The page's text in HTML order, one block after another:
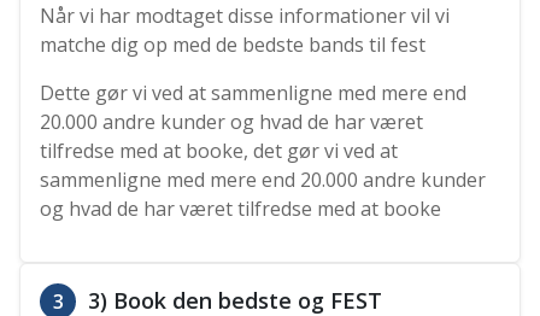
Når vi har modtaget disse informationer vil vi
matche dig op med de bedste bands til fest
Dette gør vi ved at sammenligne med mere end
20.000 andre kunder og hvad de har været
tilfredse med at booke, det gør vi ved at
sammenligne med mere end 20.000 andre kunder
og hvad de har været tilfredse med at booke
3 3) Book den bedste og FEST